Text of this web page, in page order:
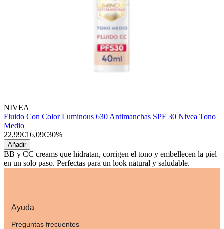
NIVEA
Fluido Con Color Luminous 630 Antimanchas SPF 30 Nivea Tono
Medio
22,99€16,09€30%
Añadir
BB y CC creams que hidratan, corrigen el tono y embellecen la piel
en un solo paso. Perfectas para un look natural y saludable.
Ayuda
Preguntas frecuentes